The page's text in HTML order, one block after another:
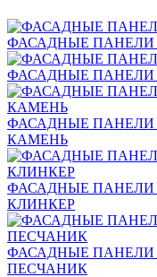
ФАСАДНЫЕ
ФАСАДНЫЕ ПАНЕЛИ
ФАСАДНЫЕ
КАМЕНЬ
ФАСАДНЫЕ
КЛИНКЕР
ФАСАДНЫЕ
ПЕСЧАНИК